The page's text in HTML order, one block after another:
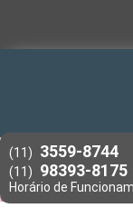
(11) 3559-8744
(11) 98393-8175